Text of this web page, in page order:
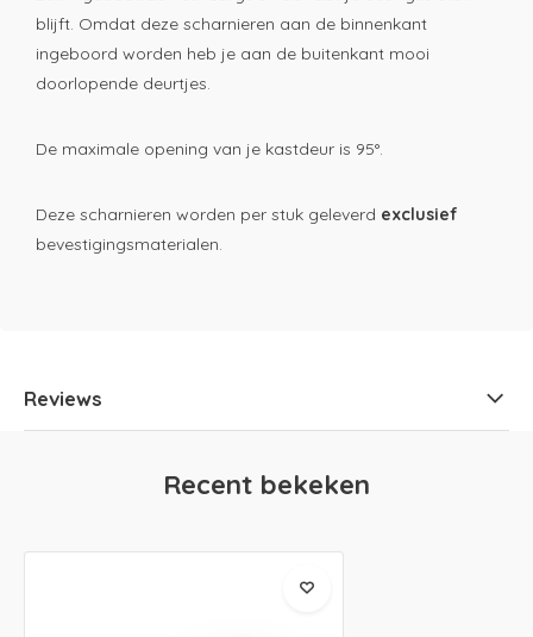
blijft. Omdat deze scharnieren aan de binnenkant
ingeboord worden heb je aan de buitenkant mooi
doorlopende deurtjes.
De maximale opening van je kastdeur is 95°.
Deze scharnieren worden per stuk geleverd exclusief
bevestigingsmaterialen.
Reviews
Recent bekeken